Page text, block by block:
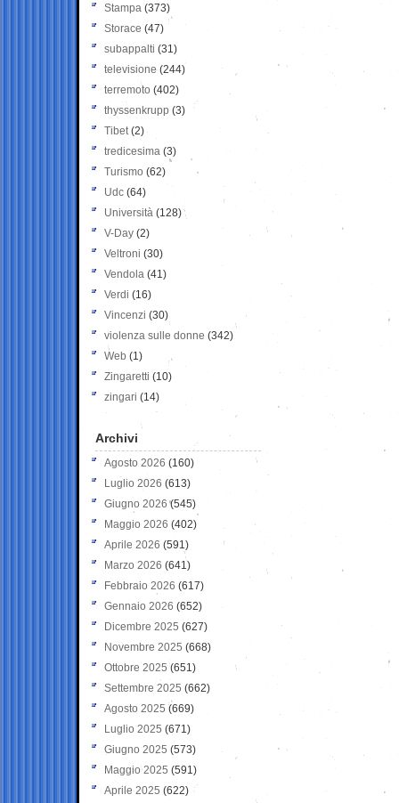
Stampa (373)
Storace (47)
subappalti (31)
televisione(244)
terremoto (402)
thyssenkrupp (3)
Tibet(2)
tredicesima (3)
Turismo (62)
Udc (64)
Università (128)
V-Day (2)
Veltroni (30)
Vendola (41)
Verdi (16)
Vincenzi (30)
violenza sulle donne (342)
Web (1)
Zingaretti (10)
zingari (14)
Archivi
Agosto 2026 (160)
Luglio 2026 (613)
Giugno 2026 (545)
Maggio 2026 (402)
Aprile 2026 (591)
Marzo 2026 (641)
Febbraio 2026 (617)
Gennaio 2026 (652)
Dicembre 2025 (627)
Novembre 2025 (668)
Ottobre 2025 (651)
Settembre 2025 (662)
Agosto 2025 (669)
Luglio 2025 (671)
Giugno 2025 (573)
Maggio 2025 (591)
Aprile 2025 (622)